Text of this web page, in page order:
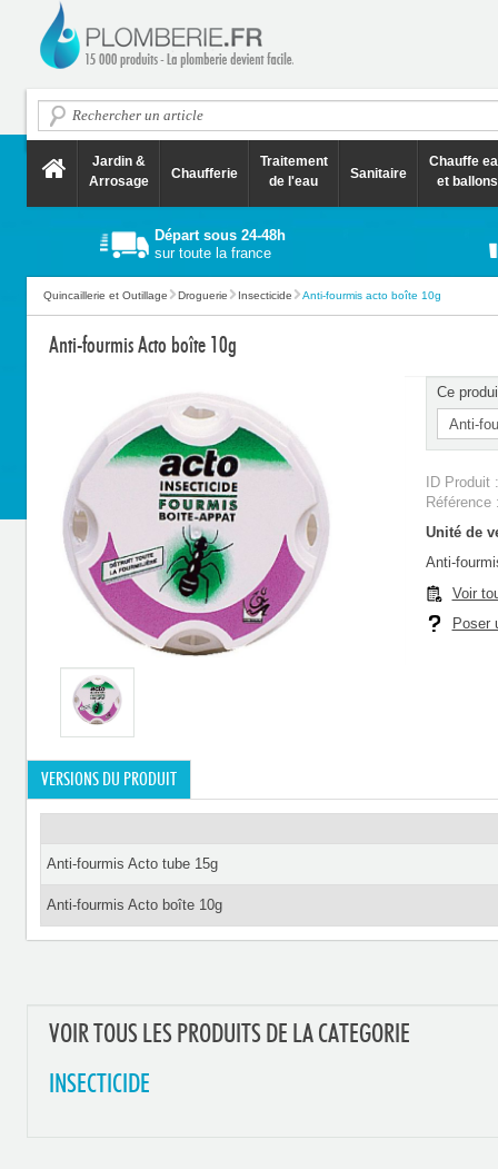
Jardin &
Arrosage
Chaufferie
Traitement
de l'eau
Sanitaire
Chauffe
et ballons
Départ sous 24-48h
sur toute la france
Quincaillerie et Outillage Droguerie Insecticide Anti-fourmis acto boîte 10g
Anti-fourmis Acto boîte 10g
Ce
ID Produit
Unité de
Anti-
Voir
Poser
VERSIONS DU PRODUIT
Anti-fourmis Acto tube 15g
Anti-fourmis Acto boîte 10g
VOIR TOUS LES PRODUITS DE LA CATEGORIE
INSECTICIDE